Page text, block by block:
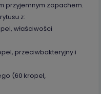
przyjemnym zapachem.
z:
właściwości
przeciwbakteryjny i
(60 kropel,